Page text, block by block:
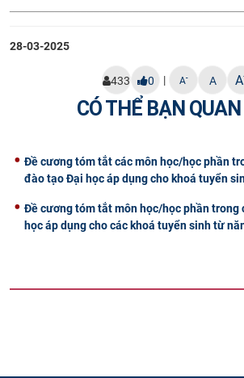
28-03-2025
433 0 | A- A A
CÓ THỂ BẠN
Đề cương tóm tắt các môn học/học phần
đào tạo Đại học áp dụng cho khoá tuyển
Đề cương tóm tắt môn học/học phần trong
học áp dụng cho các khoá tuyển sinh từ